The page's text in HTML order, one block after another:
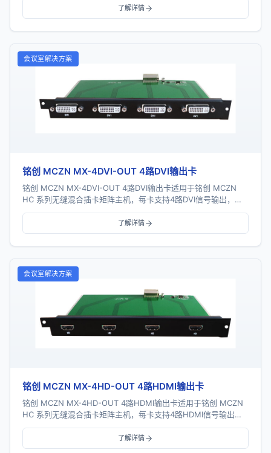
了解详情
会议室解决方案
铭创 MCZN MX-4DVI-OUT 4路DVI输出卡
铭创 MCZN MX-4DVI-OUT 4路DVI输出卡适用于铭创 MCZN
HC 系列无缝混合插卡矩阵主机，每卡支持4路DVI信号输出，采
用一卡四路插卡式结构...
了解详情
会议室解决方案
铭创 MCZN MX-4HD-OUT 4路HDMI输出卡
铭创 MCZN MX-4HD-OUT 4路HDMI输出卡适用于铭创 MCZN
HC 系列无缝混合插卡矩阵主机，每卡支持4路HDMI信号输出，
采用一卡四路插卡式结...
了解详情